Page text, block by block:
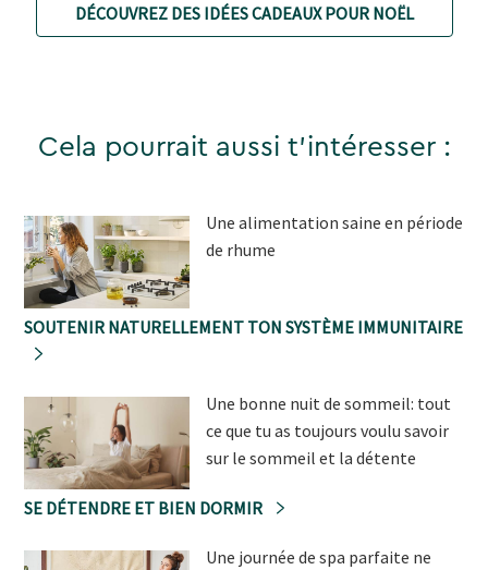
DÉCOUVREZ DES IDÉES CADEAUX POUR NOËL
Cela pourrait aussi t'intéresser :
Une alimentation saine en période
de rhume
SOUTENIR NATURELLEMENT TON SYSTÈME IMMUNITAIRE
Une bonne nuit de sommeil: tout
ce que tu as toujours voulu savoir
sur le sommeil et la détente
SE DÉTENDRE ET BIEN DORMIR
Une journée de spa parfaite ne